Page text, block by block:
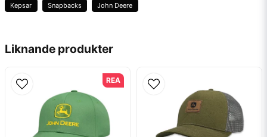
name
Namn
Ja, ni får publicera min fråga
Liknande produkter
REA
Kepsar Snapbacks John Deere